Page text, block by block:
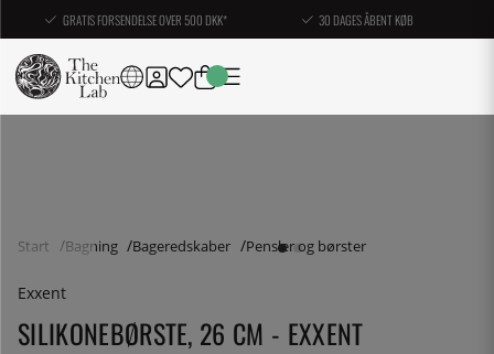
GRATIS FORSENDELSE OVER 500 DKK* 30 DAGES ÅBENT KØB
Start Bagning Bageredskaber Pensler og børster
Exxent
SILIKONEBØRSTE, 26 CM - EXXENT